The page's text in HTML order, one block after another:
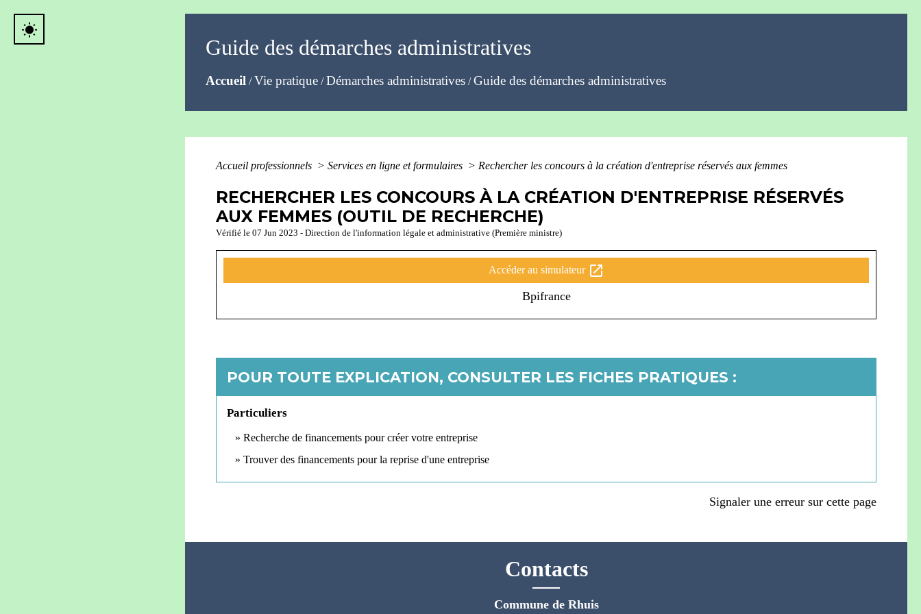
Guide des démarches administratives
Accueil /Vie pratique /Démarches administratives /Guide des démarches administratives
wb_sunny
Accueil professionnels > Services en ligne et formulaires > Rechercher les concours à la création d'entreprise réservés aux femmes
RECHERCHER LES CONCOURS À LA CRÉATION D'ENTREPRISE RÉSERVÉS
AUX FEMMES (OUTIL DE RECHERCHE)
Vérifié le 07 Jun 2023 - Direction de l'information légale et administrative (Première ministre)
Accéder au simulateur open_in_new
Bpifrance
POUR TOUTE EXPLICATION, CONSULTER LES FICHES PRATIQUES :
Particuliers
Recherche de financements pour créer votre entreprise
Trouver des financements pour la reprise d'une entreprise
Signaler une erreur sur cette page
Contacts
Commune de Rhuis